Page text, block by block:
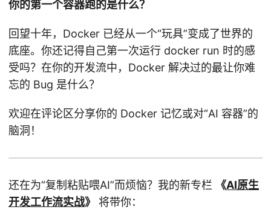
你的第一个容器跑的是什么？
回望十年，Docker 已经从一个“玩具”变成了世界的
底座。你还记得自己第一次运行 docker run 时的感
受吗？在你的开发流中，Docker 解决过的最让你难
忘的 Bug 是什么？
欢迎在评论区分享你的 Docker 记忆或对“AI 容器”的
脑洞！
还在为“复制粘贴喂AI”而烦恼？我的新专栏 《AI原生
开发工作流实战》 将带你：